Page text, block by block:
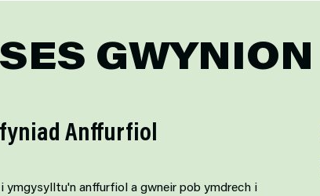
GWYNION
Anffurfiol
ymgysylltu'n anffurfiol a gwneir pob ymdrech i